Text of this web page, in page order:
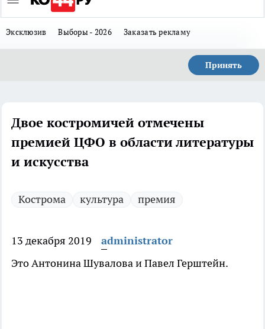
Эксклюзив Выборы - 2026 Заказать рекламу
Принять
Двое костромичей отмечены
премией ЦФО в области литературы
и искусства
Кострома культура премия
13 декабря 2019
administrator
Это Антонина Шувалова и Павел Герштейн.